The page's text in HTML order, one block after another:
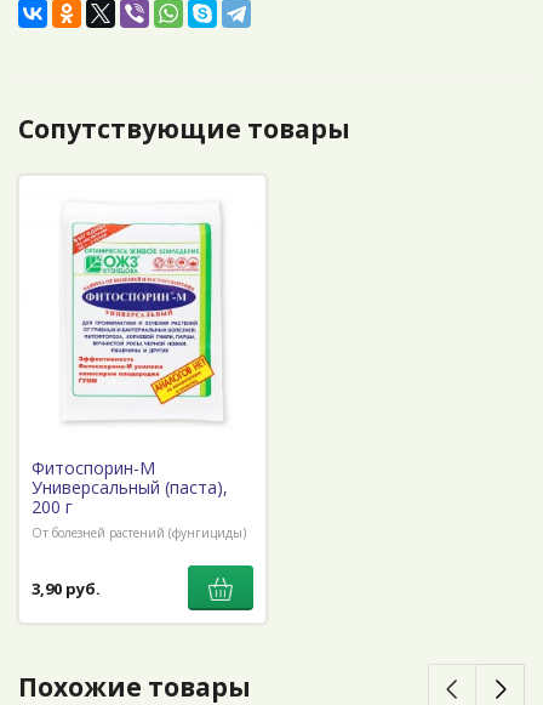
Сопутствующие товары
Фитоспорин-М
Универсальный (паста),
200 г
От болезней растений (фунгициды)
3,90 руб.
Похожие товары